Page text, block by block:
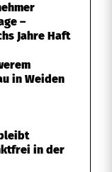
–
Jahre Haft
in Weiden
in der